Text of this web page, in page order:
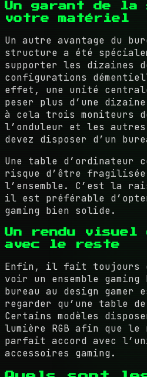
Un garant de la
votre matériel
Un autre avantage du
structure a été
supporter les dizaines
configurations
effet, une unité
peser plus d’une
à cela trois moniteurs
l’onduleur et les autres
devez disposer d’un
Une table d’ordinateur
risque d’être
l’ensemble. C’est la
il est préférable
gaming bien solide.
Un rendu visuel
avec le reste
Enfin, il fait toujours
voir un ensemble gaming
bureau au design gamer
regarder qu’une table
Certains modèles
lumière RGB afin que le
parfait accord avec
accessoires gaming.